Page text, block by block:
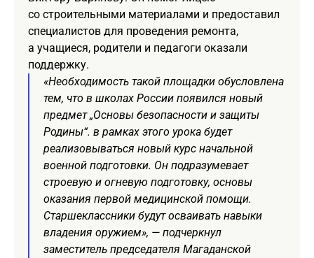
со строительными материалами и предоставил
специалистов для проведения ремонта,
а учащиеся, родители и педагоги оказали
поддержку.
«Необходимость такой площадки обусловлена
тем, что в школах России появился новый
предмет „Основы безопасности и защиты
Родины“. в рамках этого урока будет
реализовываться новый курс начальной
военной подготовки. Он подразумевает
строевую и огневую подготовку, основы
оказания первой медицинской помощи.
Старшеклассники будут осваивать навыки
владения оружием», — подчеркнул
заместитель председателя Магаданской